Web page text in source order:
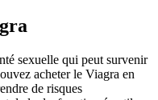
sexuelle qui peut survenir
acheter le Viagra en
de risques